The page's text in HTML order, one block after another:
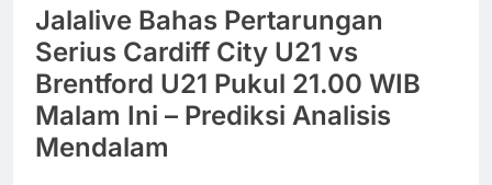
Jalalive Bahas Pertarungan
Serius Cardiff City U21 vs
Brentford U21 Pukul 21.00 WIB
Malam Ini – Prediksi Analisis
Mendalam